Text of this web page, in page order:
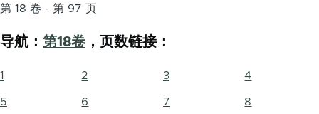
第 18 卷 - 第 97 页
导航： 第18卷 ，页数链接：
1 2 3 4
5 6 7 8